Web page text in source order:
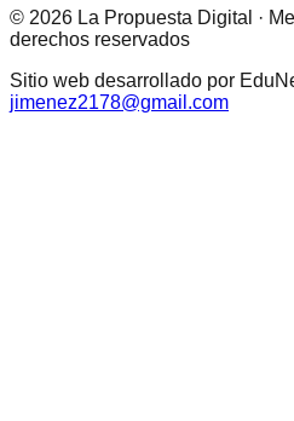
© 2026 La Propuesta Digital ·
derechos reservados
Sitio web desarrollado por
jimenez2178@gmail.com